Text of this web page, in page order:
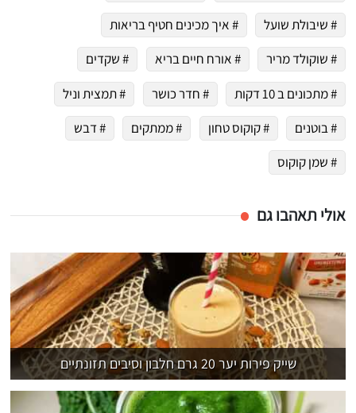
# שיבולת שועל
# איך מכינים חטיף בריאות
# שוקולד מריר
# אורח חיים בריא
# שקדים
# מתכונים ב 10 דקות
# חדר כושר
# תמצית וניל
# בוטנים
# קוקוס טחון # ממתקים
# דבש
# שמן קוקוס
אולי תאהבו גם
שייק פירות יער 20 גרם חלבון וסיבים תזונתיים